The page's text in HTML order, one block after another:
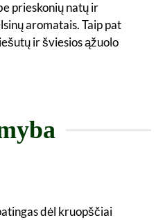
prieskonių natų ir
aromatais. Taip pat
ir šviesios ąžuolo
dėl kruopščiai